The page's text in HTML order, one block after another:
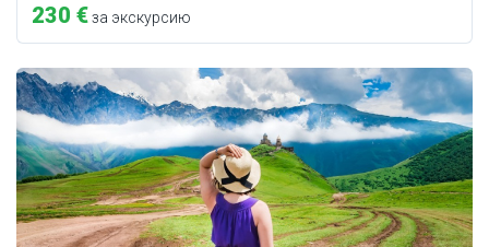
230 €за экскурсию